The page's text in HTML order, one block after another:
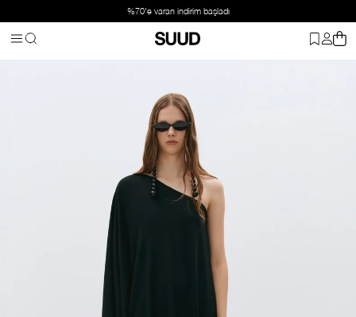
%70'e varan indirim başladı
Üst Giyim Elbise Siyah Alina Tek Kol Elbise